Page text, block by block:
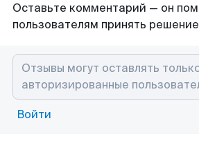
Оставьте комментарий — он
пользователям принять решение
Войти